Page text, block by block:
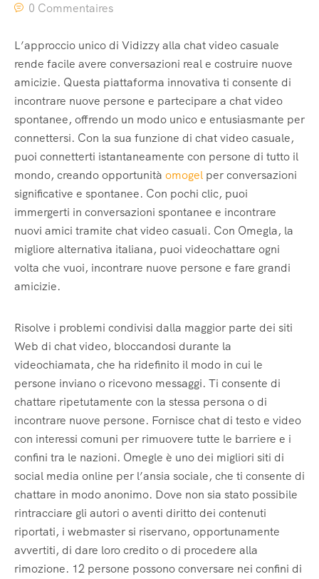
0 Commentaires
L’approccio unico di Vidizzy alla chat video casuale
rende facile avere conversazioni real e costruire nuove
amicizie. Questa piattaforma innovativa ti consente di
incontrare nuove persone e partecipare a chat video
spontanee, offrendo un modo unico e entusiasmante per
connettersi. Con la sua funzione di chat video casuale,
puoi connetterti istantaneamente con persone di tutto il
mondo, creando opportunità omogel per conversazioni
significative e spontanee. Con pochi clic, puoi
immergerti in conversazioni spontanee e incontrare
nuovi amici tramite chat video casuali. Con Omegla, la
migliore alternativa italiana, puoi videochattare ogni
volta che vuoi, incontrare nuove persone e fare grandi
amicizie.
Risolve i problemi condivisi dalla maggior parte dei siti
Web di chat video, bloccandosi durante la
videochiamata, che ha ridefinito il modo in cui le
persone inviano o ricevono messaggi. Ti consente di
chattare ripetutamente con la stessa persona o di
incontrare nuove persone. Fornisce chat di testo e video
con interessi comuni per rimuovere tutte le barriere e i
confini tra le nazioni. Omegle è uno dei migliori siti di
social media online per l’ansia sociale, che ti consente di
chattare in modo anonimo. Dove non sia stato possibile
rintracciare gli autori o aventi diritto dei contenuti
riportati, i webmaster si riservano, opportunamente
avvertiti, di dare loro credito o di procedere alla
rimozione. 12 persone possono conversare nei confini di